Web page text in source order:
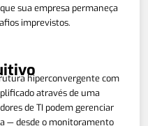
sua empresa permaneça
imprevistos.
hiperconvergente com
através de uma
de TI podem gerenciar
— desde o monitoramento